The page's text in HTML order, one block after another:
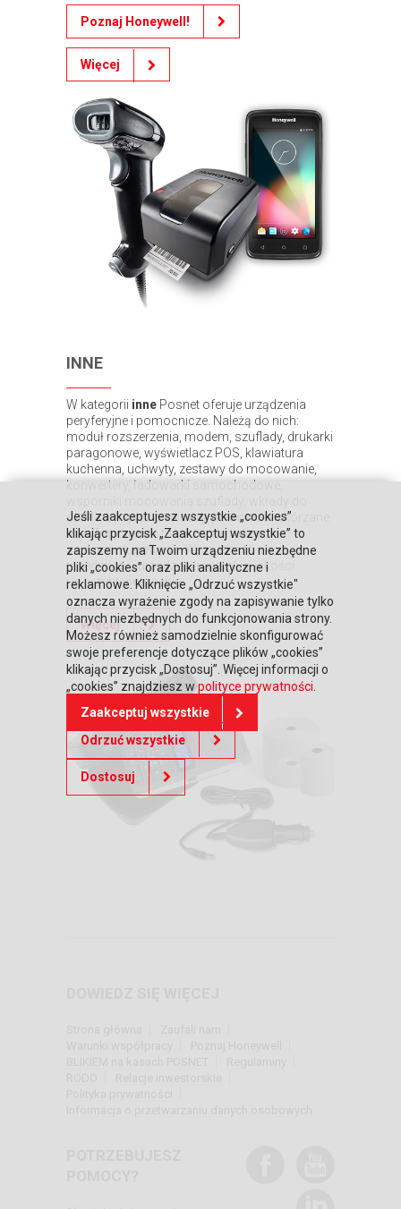
Poznaj Honeywell!
Więcej
INNE
W kategorii inne Posnet oferuje urządzenia
peryferyjne i pomocnicze. Należą do nich:
moduł rozszerzenia, modem, szuflady, drukarki
paragonowe, wyświetlacz POS, klawiatura
kuchenna, uchwyty, zestawy do mocowanie,
konwertery, ładowarki samochodowe,
szuflad, papier termiczny, pokrowce i skórzane
etui. Znajduje się tu także oferta kas
samoobsługowych. Wszystko to są
przedmioty i urządzenia wysokiej jakości
i w przystępnej cenie.
Więcej
Jeśli zaakceptujesz wszystkie „cookies”
klikając przycisk „Zaakceptuj wszystkie” to
zapiszemy na Twoim urządzeniu niezbędne
pliki „cookies” oraz pliki analityczne i
reklamowe. Kliknięcie „Odrzuć wszystkie"
oznacza wyrażenie zgody na zapisywanie tylko
danych niezbędnych do funkcjonowania strony.
Możesz również samodzielnie skonfigurować
swoje preferencje dotyczące plików „cookies”
klikając przycisk „Dostosuj”. Więcej informacji o
„cookies” znajdziesz w polityce prywatności.
Zaakceptuj wszystkie
Odrzuć wszystkie
Dostosuj